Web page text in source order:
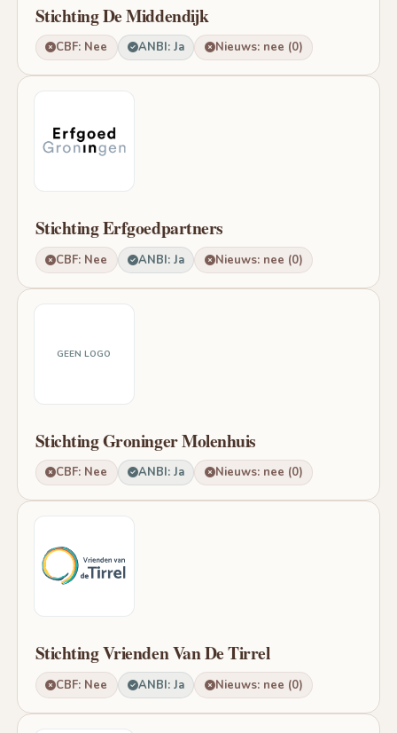
Stichting De Middendijk
CBF: Nee ANBI: Ja Nieuws: nee (0)
Stichting Erfgoedpartners
CBF: Nee ANBI: Ja Nieuws: nee (0)
GEEN LOGO
Stichting Groninger Molenhuis
CBF: Nee ANBI: Ja Nieuws: nee (0)
Stichting Vrienden Van De Tirrel
CBF: Nee ANBI: Ja Nieuws: nee (0)